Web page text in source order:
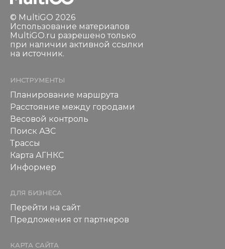
© MultiGO 2026
Использование материалов
MultiGO.ru разрешено только
при наличии активной ссылки
на источник.
ИНСТРУМЕНТЫ
Планирование маршрута
Расстояние между городами
Весовой контроль
Поиск АЗС
Трассы
Карта АГНКС
Информер
ДЛЯ БИЗНЕСА
Перейти на сайт
Предложения от партнеров
КАРТА САЙТА